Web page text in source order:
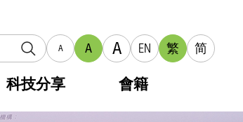
A A A EN 繁 简
科技分享 會籍